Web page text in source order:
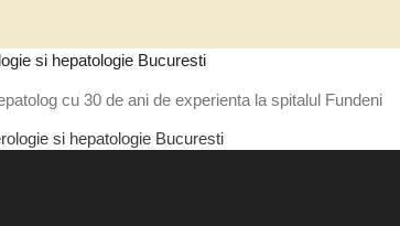
si hepatologie Bucuresti
cu 30 de ani de experienta la spitalul Fundeni